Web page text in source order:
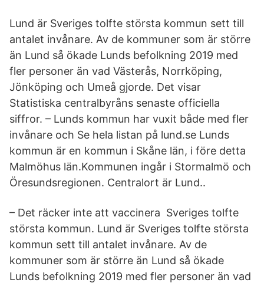
Lund är Sveriges tolfte största kommun sett till
antalet invånare. Av de kommuner som är större
än Lund så ökade Lunds befolkning 2019 med
fler personer än vad Västerås, Norrköping,
Jönköping och Umeå gjorde. Det visar
Statistiska centralbyråns senaste officiella
siffror. – Lunds kommun har vuxit både med fler
invånare och Se hela listan på lund.se Lunds
kommun är en kommun i Skåne län, i före detta
Malmöhus län.Kommunen ingår i Stormalmö och
Öresundsregionen. Centralort är Lund..
– Det räcker inte att vaccinera Sveriges tolfte
största kommun. Lund är Sveriges tolfte största
kommun sett till antalet invånare. Av de
kommuner som är större än Lund så ökade
Lunds befolkning 2019 med fler personer än vad